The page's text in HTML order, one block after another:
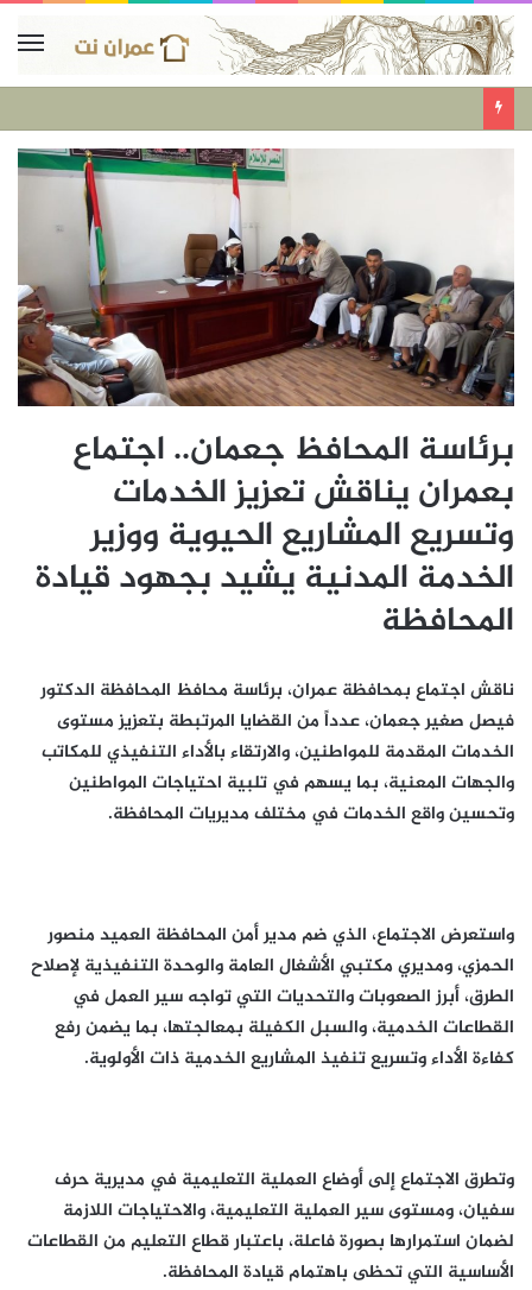
برئاسة المحافظ جعمان.. اجتماع
بعمران يناقش تعزيز الخدمات
وتسريع المشاريع الحيوية ووزير
الخدمة المدنية يشيد بجهود قيادة
المحافظة
ناقش اجتماع بمحافظة عمران، برئاسة محافظ المحافظة الدكتور
فيصل صغير جعمان، عدداً من القضايا المرتبطة بتعزيز مستوى
الخدمات المقدمة للمواطنين، والارتقاء بالأداء التنفيذي للمكاتب
والجهات المعنية، بما يسهم في تلبية احتياجات المواطنين
وتحسين واقع الخدمات في مختلف مديريات المحافظة.
واستعرض الاجتماع، الذي ضم مدير أمن المحافظة العميد منصور
الحمزي، ومديري مكتبي الأشغال العامة والوحدة التنفيذية لإصلاح
الطرق، أبرز الصعوبات والتحديات التي تواجه سير العمل في
القطاعات الخدمية، والسبل الكفيلة بمعالجتها، بما يضمن رفع
كفاءة الأداء وتسريع تنفيذ المشاريع الخدمية ذات الأولوية.
وتطرق الاجتماع إلى أوضاع العملية التعليمية في مديرية حرف
سفيان، ومستوى سير العملية التعليمية، والاحتياجات اللازمة
لضمان استمرارها بصورة فاعلة، باعتبار قطاع التعليم من القطاعات
الأساسية التي تحظى باهتمام قيادة المحافظة.